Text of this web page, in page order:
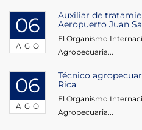
06
AGO
Auxiliar de
Aeropuerto Juan
El Organismo
Agropecuaria...
06
AGO
Técnico
Rica
El Organismo
Agropecuaria...